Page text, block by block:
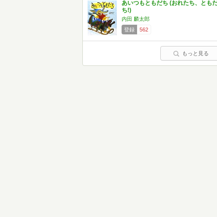
あいつもともだち (おれたち、とも
ち!)
内田 麟太郎
登録
562
もっと見る